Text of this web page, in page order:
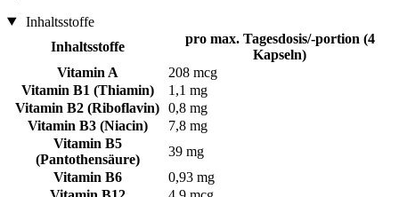
Inhaltsstoffe
Inhaltsstoffe
pro max. Tagesdosis/-portion (4
Kapseln)
Vitamin A
208 mcg
Vitamin B1 (Thiamin)
1,1 mg
Vitamin B2 (Riboflavin) 0,8 mg
Vitamin B3 (Niacin)
7,8 mg
Vitamin B5
(Pantothensäure)
39 mg
Vitamin B6
0,93 mg